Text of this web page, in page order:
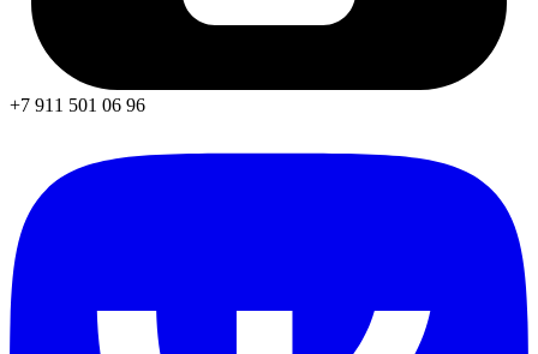
+7 911 501 06 96